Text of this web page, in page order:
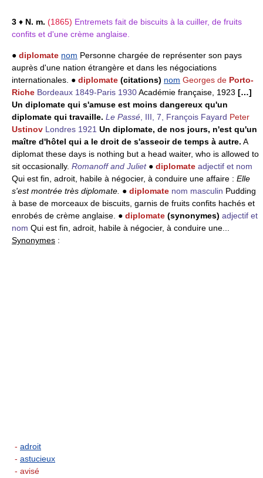
3 ♦ N. m. (1865) Entremets fait de biscuits à la cuiller, de fruits
confits et d'une crème anglaise.
● diplomate nom Personne chargée de représenter son pays
auprès d'une nation étrangère et dans les négociations
internationales. ● diplomate (citations) nom Georges de Porto-
Riche Bordeaux 1849-Paris 1930Académie française, 1923 […]
Un diplomate qui s'amuse est moins dangereux qu'un
diplomate qui travaille. Le Passé , III, 7, François Fayard Peter
Ustinov Londres 1921 Un diplomate, de nos jours, n'est qu'un
maître d'hôtel qui a le droit de s'asseoir de temps à autre. A
diplomat these days is nothing but a head waiter, who is allowed to
sit occasionally. Romanoff and Juliet ● diplomate adjectif et nom
Qui est fin, adroit, habile à négocier, à conduire une affaire : Elle
s'est montrée très diplomate. ● diplomate nom masculin Pudding
à base de morceaux de biscuits, garnis de fruits confits hachés et
enrobés de crème anglaise. ● diplomate (synonymes) adjectif et
nom Qui est fin, adroit, habile à négocier, à conduire une...
Synonymes :
- adroit
- astucieux
- avisé